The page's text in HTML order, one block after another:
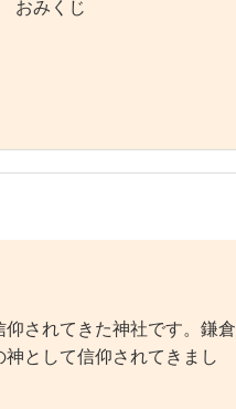
おみくじ
されてきた神社です。鎌倉
として信仰されてきまし